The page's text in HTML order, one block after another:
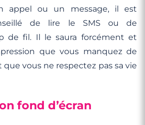
appel ou un message, il est
de lire le SMS ou de
de fil. Il le saura forcément et
que vous manquez de
vous ne respectez pas sa vie
fond d’écran